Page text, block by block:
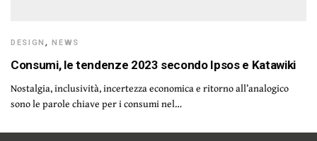
DESIGN ,NEWS
Consumi, le tendenze 2023 secondo Ipsos e Katawiki
Nostalgia, inclusività, incertezza economica e ritorno all’analogico
sono le parole chiave per i consumi nel…